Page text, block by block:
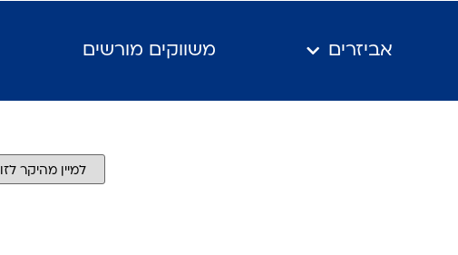
אביזרים משווקים מורשים